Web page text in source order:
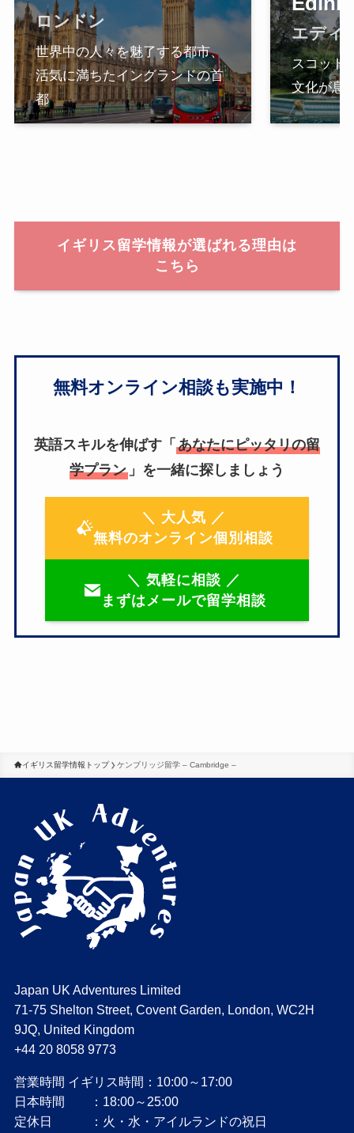
ロンドン
世界中の人々を魅了する都市、
活気に満ちたイングランドの首
都
エディ
スコット
文化が息
イギリス留学情報が選ばれる理由は
こちら
無料オンライン相談も実施中！
英語スキルを伸ばす「 あなたにピッタリの留
学プラン 」を一緒に探しましょう
＼ 大人気 ／
無料のオンライン個別相談
＼ 気軽に相談 ／
まずはメールで留学相談
イギリス留学情報トップ ケンブリッジ留学 – Cambridge –
Japan UK Adventures Limited
71-75 Shelton Street, Covent Garden, London, WC2H
9JQ, United Kingdom
+44 20 8058 9773
営業時間 イギリス時間：10:00～17:00
日本時間 ：18:00～25:00
定休日 ：火・水・アイルランドの祝日